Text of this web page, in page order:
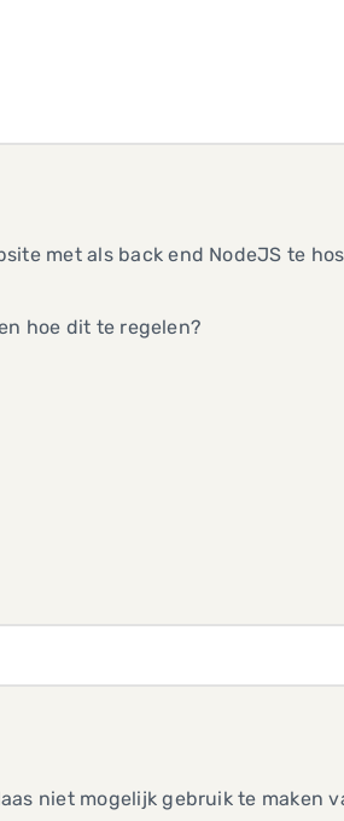
met als back end NodeJS te
hoe dit te regelen?
niet mogelijk gebruik te maken